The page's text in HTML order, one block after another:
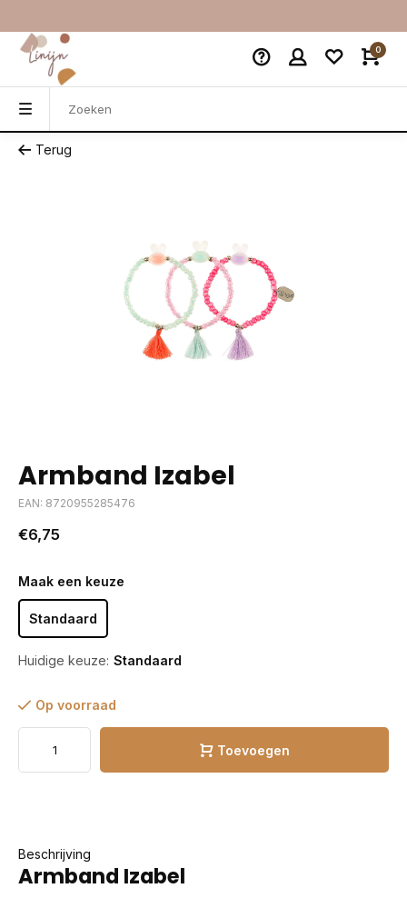
0
Terug
Armband Izabel
EAN: 8720955285476
€6,75
Maak een keuze
Standaard
Huidige keuze: Standaard
Op voorraad
Toevoegen
Beschrijving
Armband Izabel